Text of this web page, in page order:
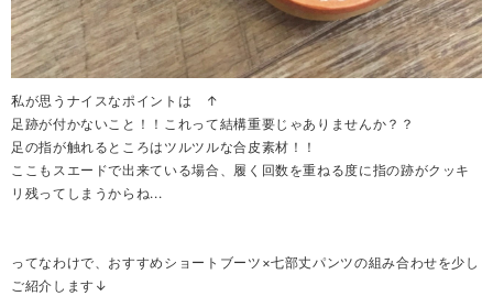
私が思うナイスなポイントは ↑
足跡が付かないこと！！これって結構重要じゃありませんか？？
足の指が触れるところはツルツルな合皮素材！！
ここもスエードで出来ている場合、履く回数を重ねる度に指の跡がクッキ
リ残ってしまうからね...
ってなわけで、おすすめショートブーツ×七部丈パンツの組み合わせを少し
ご紹介します↓